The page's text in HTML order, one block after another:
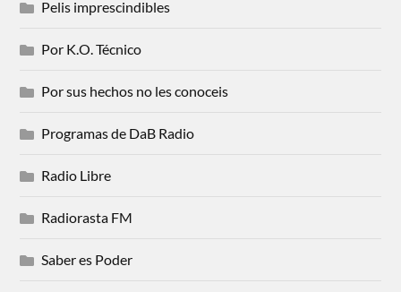
Pelis imprescindibles
Por K.O. Técnico
Por sus hechos no les conoceis
Programas de DaB Radio
Radio Libre
Radiorasta FM
Saber es Poder